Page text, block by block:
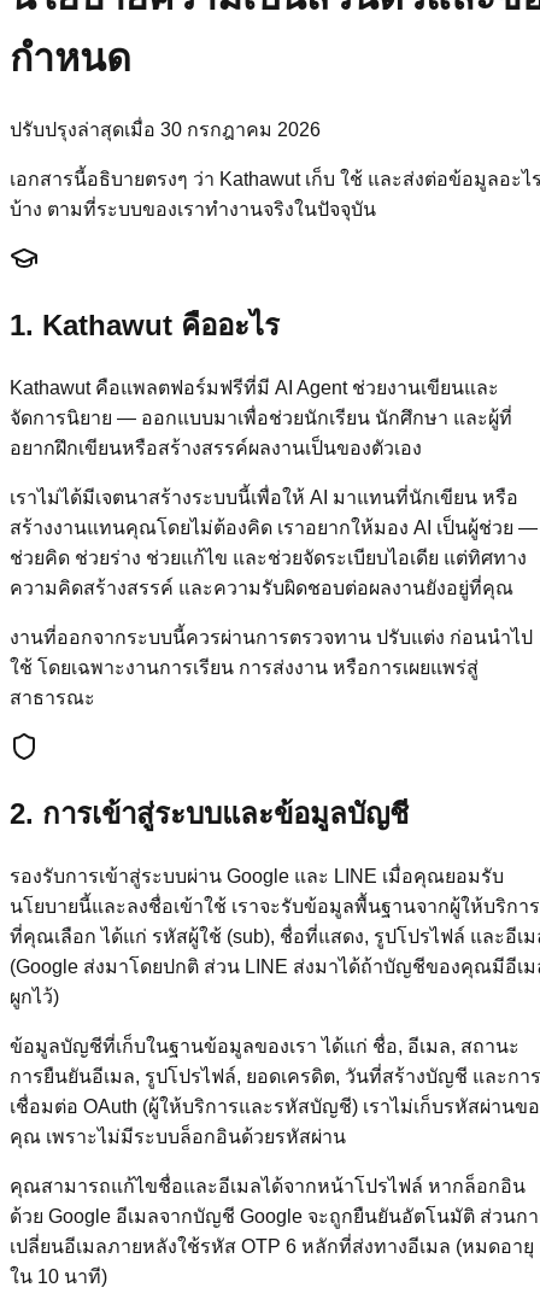
กำหนด
ปรับปรุงล่าสุดเมื่อ 30 กรกฎาคม 2026
เอกสารนี้อธิบายตรงๆ ว่า Kathawut เก็บ ใช้ และส่งต่อข้อมูลอะไ
บ้าง ตามที่ระบบของเราทำงานจริงในปัจจุบัน
1. Kathawut คืออะไร
Kathawut คือแพลตฟอร์มฟรีที่มี AI Agent ช่วยงานเขียนและ
จัดการนิยาย — ออกแบบมาเพื่อช่วยนักเรียน นักศึกษา และผู้ที่
อยากฝึกเขียนหรือสร้างสรรค์ผลงานเป็นของตัวเอง
เราไม่ได้มีเจตนาสร้างระบบนี้เพื่อให้ AI มาแทนที่นักเขียน หรือ
สร้างงานแทนคุณโดยไม่ต้องคิด เราอยากให้มอง AI เป็นผู้ช่วย —
ช่วยคิด ช่วยร่าง ช่วยแก้ไข และช่วยจัดระเบียบไอเดีย แต่ทิศทาง
ความคิดสร้างสรรค์ และความรับผิดชอบต่อผลงานยังอยู่ที่คุณ
งานที่ออกจากระบบนี้ควรผ่านการตรวจทาน ปรับแต่ง ก่อนนำไป
ใช้ โดยเฉพาะงานการเรียน การส่งงาน หรือการเผยแพร่สู่
สาธารณะ
2. การเข้าสู่ระบบและข้อมูลบัญชี
รองรับการเข้าสู่ระบบผ่าน Google และ LINE เมื่อคุณยอมรับ
นโยบายนี้และลงชื่อเข้าใช้ เราจะรับข้อมูลพื้นฐานจากผู้ให้บริการ
ที่คุณเลือก ได้แก่ รหัสผู้ใช้ (sub), ชื่อที่แสดง, รูปโปรไฟล์ และอีเ
(Google ส่งมาโดยปกติ ส่วน LINE ส่งมาได้ถ้าบัญชีของคุณมีอีเ
ผูกไว้)
ข้อมูลบัญชีที่เก็บในฐานข้อมูลของเรา ได้แก่ ชื่อ, อีเมล, สถานะ
การยืนยันอีเมล, รูปโปรไฟล์, ยอดเครดิต, วันที่สร้างบัญชี และการ
เชื่อมต่อ OAuth (ผู้ให้บริการและรหัสบัญชี) เราไม่เก็บรหัสผ่านข
คุณ เพราะไม่มีระบบล็อกอินด้วยรหัสผ่าน
คุณสามารถแก้ไขชื่อและอีเมลได้จากหน้าโปรไฟล์ หากล็อกอิน
ด้วย Google อีเมลจากบัญชี Google จะถูกยืนยันอัตโนมัติ ส่วนก
เปลี่ยนอีเมลภายหลังใช้รหัส OTP 6 หลักที่ส่งทางอีเมล (หมดอายุ
ใน 10 นาที)